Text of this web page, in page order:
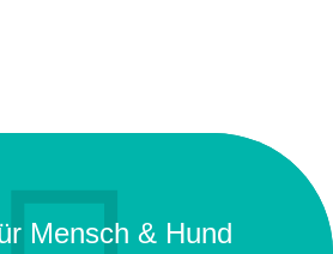
Mensch & Hund